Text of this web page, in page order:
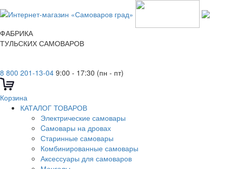
ФАБРИКА
ТУЛЬСКИХ САМОВАРОВ
8 800 201-13-04 9:00 - 17:30 (пн - пт)
Корзина
КАТАЛОГ ТОВАРОВ
Электрические самовары
Cамовары на дровах
Старинные самовары
Комбинированные самовары
Аксессуары для самоваров